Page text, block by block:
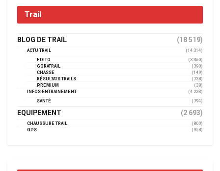
Trail
BLOG DE TRAIL (18 519)
ACTU TRAIL
(14 314)
EDITO
(3 360)
GORATRAIL
(390)
CHASSE
(149)
RÉSULTATS TRAILS
(738)
PREMIUM
(38)
INFOS ENTRAINEMENT
(4 233)
SANTÉ
(794)
EQUIPEMENT (2 693)
CHAUSSURE TRAIL
(800)
GPS
(958)